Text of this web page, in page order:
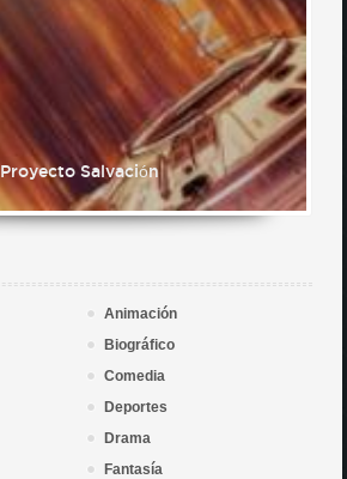
Proyecto Salvación
Animación
Biográfico
Comedia
Deportes
Drama
Fantasía